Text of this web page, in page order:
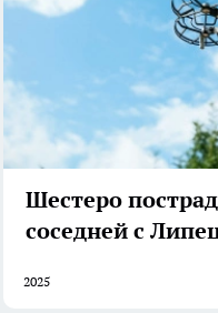
Шестеро
соседней с
2025